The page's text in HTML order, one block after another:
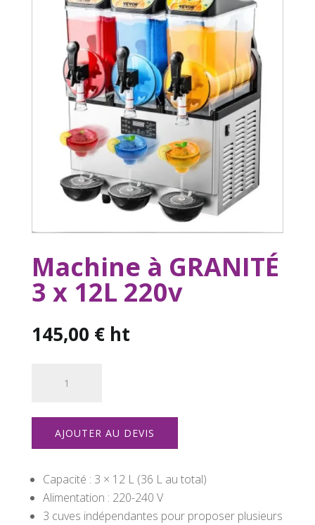
Machine à GRANITÉ
3 x 12L 220v
145,00 € ht
à
GRANITÉ
3
12L
220v
AJOUTER AU DEVIS
Capacité : 3 × 12 L (36 L au total)
Alimentation : 220-240 V
3 cuves indépendantes pour proposer plusieurs